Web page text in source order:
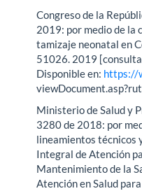
Congreso de la
2019: por medio de la
tamizaje neonatal en
51026. 2019
Disponible en: https://
Ministerio de Salud y
3280 de 2018: por
lineamientos técnicos
Integral de Atención
Mantenimiento de la
Atención en Salud